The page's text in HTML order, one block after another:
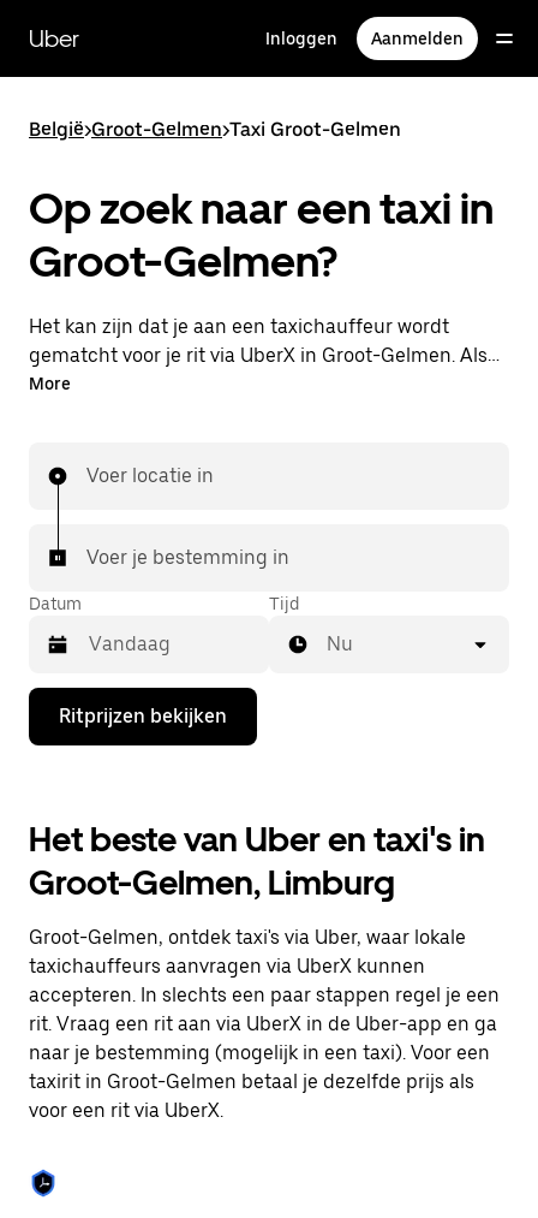
naar
hoofdinhoud
Uber Inloggen Aanmelden
België>Groot-Gelmen>Taxi Groot-Gelmen
Op zoek naar een taxi in
Groot-Gelmen?
Het kan zijn dat je aan een taxichauffeur wordt
gematcht voor je rit via UberX in Groot-Gelmen. Als
dat zo is, profiteer je van dezelfde 24/7
je bestemming.
More
Voer locatie in
Voer je bestemming in
Datum
Druk
de
de
agenda
te
openen
een
datum
selecteren.
Druk
op
Escape
om
de
sluiten.
Tijd
Nu
Ritprijzen bekijken
Het beste van Uber en taxi's in
Groot-Gelmen, Limburg
Groot-Gelmen, ontdek taxi's via Uber, waar lokale
taxichauffeurs aanvragen via UberX kunnen
accepteren. In slechts een paar stappen regel je een
rit. Vraag een rit aan via UberX in de Uber-app en ga
naar je bestemming (mogelijk in een taxi). Voor een
taxirit in Groot-Gelmen betaal je dezelfde prijs als
voor een rit via UberX.